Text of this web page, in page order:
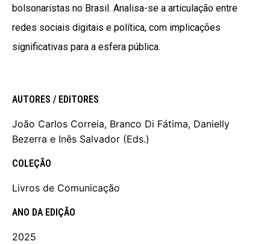
bolsonaristas no Brasil. Analisa-se a articulação entre
redes sociais digitais e política, com implicações
significativas para a esfera pública.
AUTORES / EDITORES
João Carlos Correia, Branco Di Fátima, Danielly
Bezerra e Inês Salvador (Eds.)
COLEÇÃO
Livros de Comunicação
ANO DA EDIÇÃO
2025
DearFlip: Loading PDF 10%